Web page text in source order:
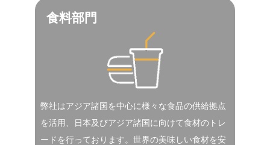
食料部門
弊社はアジア諸国を中心に様々な食品の供給拠点
を活用、日本及びアジア諸国に向けて食材のトレ
ードを行っております。世界の美味しい食材を安